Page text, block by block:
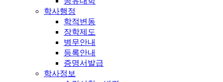
학사행정
학적변동
장학제도
병무안내
등록안내
증명서발급
학사정보